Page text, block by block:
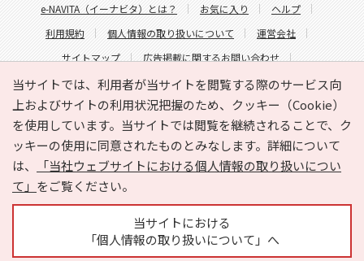
当サイトでは、利用者が当サイトを閲覧する際のサービス向
上およびサイトの利用状況把握のため、クッキー（Cookie）
を使用しています。当サイトでは閲覧を継続されることで、ク
ッキーの使用に同意されたものとみなします。詳細について
は、
「当社ウェブサイトにおける個人情報の取り扱いについ
て」 をご覧ください。
当サイトにおける
「個人情報の取り扱いについて」へ
e-NAVITA（イーナビタ）とは？ お気に入り
ヘルプ
利用規約
個人情報の取り扱いについて
運営会社
サイトマップ
広告掲載に関するお問い合わせ
サイトの内容に関するお問い合わせ
Copyright © HYOJITO.Co.,Ltd. All Rights Reserved.